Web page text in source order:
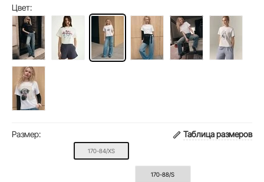
Цвет:
Размер: Таблица размеров
170-84/XS
170-88/S